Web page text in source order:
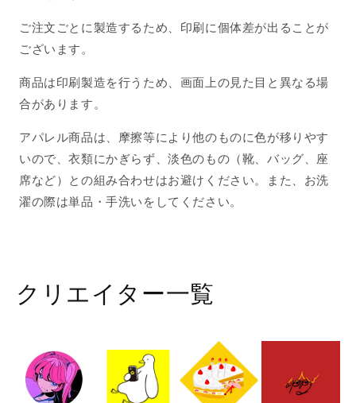
ご注文ごとに製造するため、印刷に個体差が出ることが
ございます。
商品は印刷製造を行うため、画面上の見た目と異なる場
合があります。
アパレル商品は、摩擦等により他のものに色が移りやす
いので、衣類にかぎらず、淡色のもの（靴、バッグ、座
席など）との組み合わせはお避けください。また、お洗
濯の際は単品・手洗いをしてください。
クリエイター一覧